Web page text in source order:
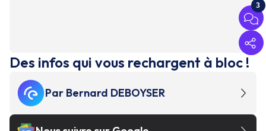
3
Des infos qui vous rechargent à bloc !
Par Bernard DEBOYSER